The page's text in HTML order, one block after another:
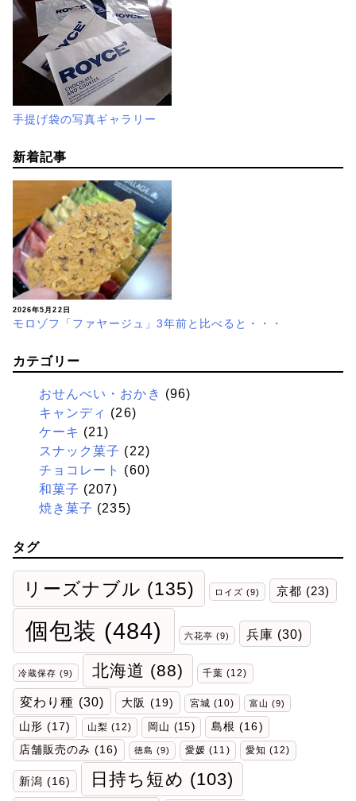
手提げ袋の写真ギャラリー
新着記事
2026年5月22日
モロゾフ「ファヤージュ」3年前と比べると・・・
カテゴリー
おせんべい・おかき (96)
キャンディ (26)
ケーキ (21)
スナック菓子 (22)
チョコレート
(60)
和菓子 (207)
焼き菓子 (235)
タグ
リーズナブル (135) ロイズ (9) 京都 (23)
個包装 (484) 六花亭 (9) 兵庫 (30)
冷蔵保存 (9) 北海道 (88) 千葉 (12)
変わり種 (30) 大阪 (19) 宮城 (10) 富山 (9)
山形 (17) 山梨 (12) 岡山 (15) 島根 (16)
店舗販売のみ (16) 徳島 (9) 愛媛 (11) 愛知 (12)
新潟 (16) 日持ち短め (103)